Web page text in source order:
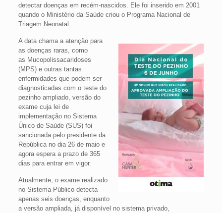
detectar doenças em recém-nascidos. Ele foi inserido em 2001
quando o Ministério da Saúde criou o Programa Nacional de
Triagem Neonatal.
A data chama a atenção para
as doenças raras, como
as Mucopolissacaridoses
(MPS) e outras tantas
enfermidades que podem ser
diagnosticadas com o teste do
pezinho ampliado, versão do
exame cuja lei de
implementação no Sistema
Único de Saúde (SUS) foi
sancionada pelo presidente da
República no dia 26 de maio e
agora espera a prazo de 365
dias para entrar em vigor.
Atualmente, o exame realizado
no Sistema Público detecta
apenas seis doenças, enquanto
a versão ampliada, já disponível no sistema privado,